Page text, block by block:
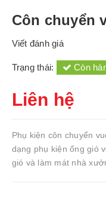
Côn chuyển
Viết đánh giá
Trạng thái: Còn
Liên hệ
Phụ kiện côn chuyển
dạng phụ kiện ống gió
gió và làm mát nhà